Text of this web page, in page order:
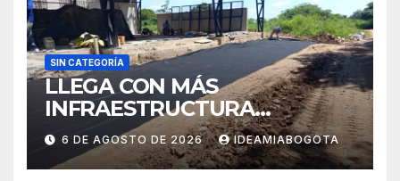
SIN CATEGORÍA
LLEGA CON MÁS
INFRAESTRUCTURA
EDUCATIVA A MAJAGUAL
SUCRE
6 DE AGOSTO DE 2026 IDEAMIABOGOTA